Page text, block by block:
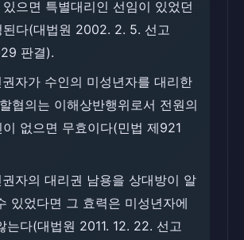
으면 특별대리인 선임이 있었던
된다(대법원 2002. 2. 5. 선고
판결).
자가 수인의 미성년자를 대리한
협의는 이해상반행위로서 전원의
없으면 무효이다(민법 제921
자의 대리권 남용을 상대방이 알
있었다면 그 효력은 미성년자에
는다(대법원 2011. 12. 22. 선고